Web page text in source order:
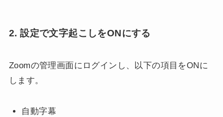
2. 設定で文字起こしをONにする
Zoomの管理画面にログインし、以下の項目をONに
します。
自動字幕